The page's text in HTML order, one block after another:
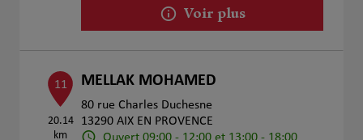
Voir plus
11
20.14
km
MELLAK MOHAMED
80 rue Charles Duchesne
13290 AIX EN PROVENCE
Ouvert 09:00 - 12:00 et 13:00 - 18:00